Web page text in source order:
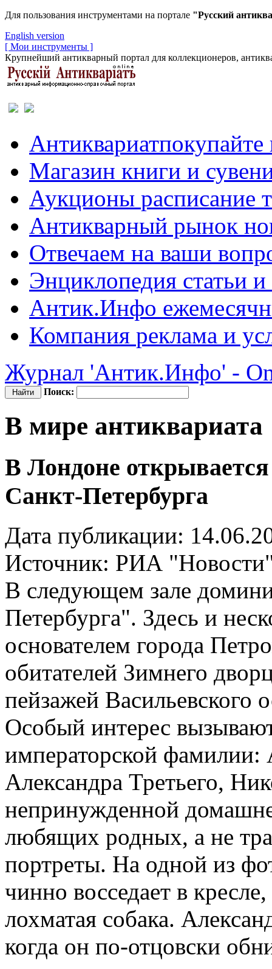
Для пользования инструментами на портале "Русский
English version
[ Мои инструменты ]
Крупнейший антикварный портал для коллекционеров,
Антиквариатпокупайте
Магазин книги и
Аукционы расписание
Антикварный рынок
Отвечаем на ваши
Энциклопедия статьи
Антик.Инфо
Компания реклама и
Журнал 'Антик.Инфо' -
Поиск:
В мире антиквариата
В Лондоне
Санкт-Петербурга
Дата публикации:
Источник: РИА
В следующем зале
Петербурга". Здесь и
основателем города
обитателей Зимнего
пейзажей Васильевского
Особый интерес
императорской фамилии:
Александра Третьего,
непринужденной
любящих родных, а не
портреты. На одной из
чинно восседает в
лохматая собака.
когда он по-отцовски